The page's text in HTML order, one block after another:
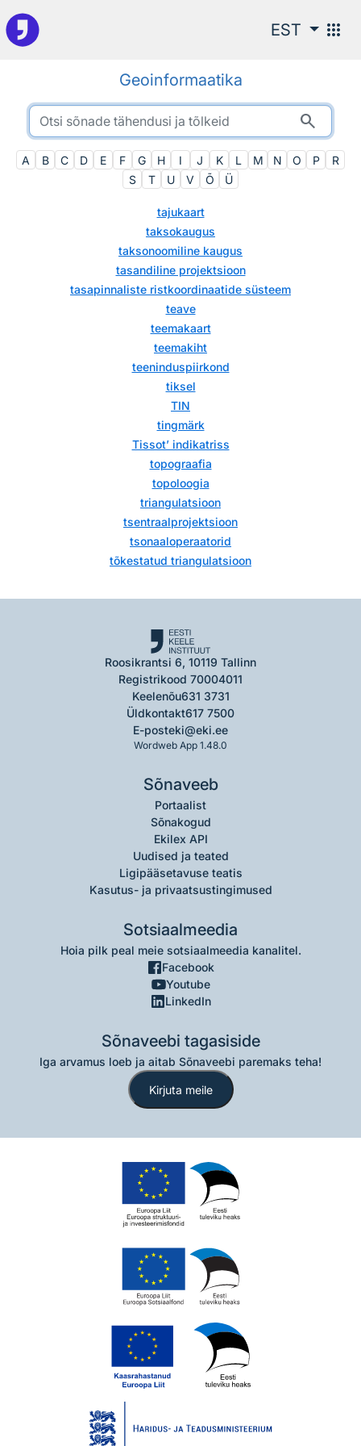
Otsingu juurde
EST apps
Geoinformaatika
search
A B C D E F G H I J K L M N O P
R
S
T U V Õ Ü
tajukaart
taksokaugus
taksonoomiline kaugus
tasandiline projektsioon
tasapinnaliste ristkoordinaatide süsteem
teave
teemakaart
teemakiht
teeninduspiirkond
tiksel
TIN
tingmärk
Tissot’ indikatriss
topograafia
topoloogia
triangulatsioon
tsentraalprojektsioon
tsonaaloperaatorid
tõkestatud triangulatsioon
Roosikrantsi 6, 10119 Tallinn
Registrikood 70004011
Keelenõu631 3731
Üldkontakt617 7500
E-posteki@eki.ee
Wordweb App 1.48.0
Sõnaveeb
Portaalist
Sõnakogud
Ekilex API
Uudised ja teated
Ligipääsetavuse teatis
Kasutus- ja privaatsustingimused
Sotsiaalmeedia
Hoia pilk peal meie sotsiaalmeedia kanalitel.
Facebook
Youtube
LinkedIn
Sõnaveebi tagasiside
Iga arvamus loeb ja aitab Sõnaveebi paremaks teha!
Kirjuta meile